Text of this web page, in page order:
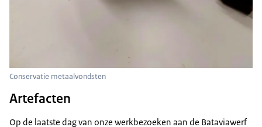
Conservatie metaalvondsten
Artefacten
Op de laatste dag van onze werkbezoeken aan de Bataviawerf